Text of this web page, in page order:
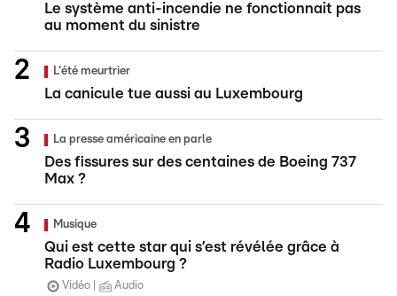
Le système anti-incendie ne fonctionnait pas
au moment du sinistre
L'été meurtrier
La canicule tue aussi au Luxembourg
La presse américaine en parle
Des fissures sur des centaines de Boeing 737
Max ?
Musique
Qui est cette star qui s’est révélée grâce à
Radio Luxembourg ?
Vidéo Audio